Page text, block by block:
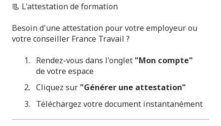
📃 L'attestation de formation
Besoin d'une attestation pour votre employeur ou
votre conseiller France Travail ?
Rendez-vous dans l'onglet "Mon compte"
de votre espace
Cliquez sur "Générer une attestation"
Téléchargez votre document instantanément